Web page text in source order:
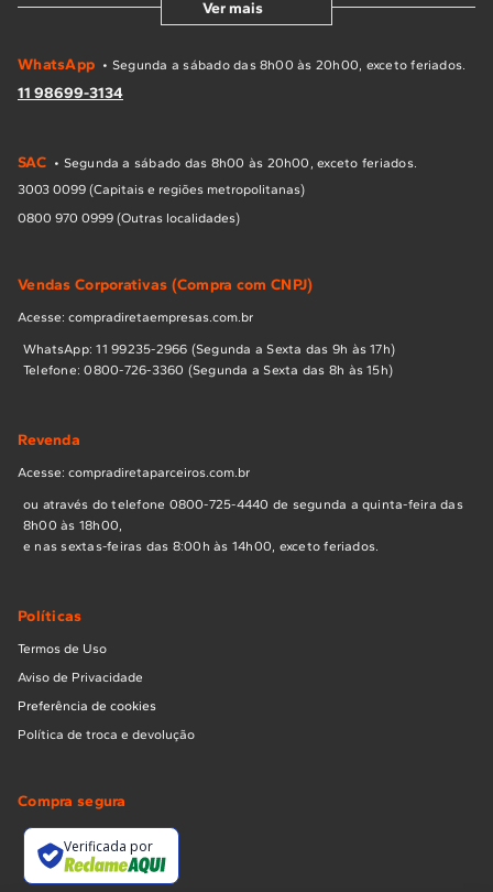
Ver mais
WhatsApp • Segunda a sábado das 8h00 às 20h00, exceto feriados.
11 98699-3134
SAC • Segunda a sábado das 8h00 às 20h00, exceto feriados.
3003 0099 (Capitais e regiões metropolitanas)
0800 970 0999 (Outras localidades)
Vendas Corporativas (Compra com CNPJ)
Acesse: compradiretaempresas.com.br
WhatsApp: 11 99235-2966 (Segunda a Sexta das 9h às 17h)
Telefone: 0800-726-3360 (Segunda a Sexta das 8h às 15h)
Revenda
Acesse: compradiretaparceiros.com.br
ou através do telefone 0800-725-4440 de segunda a quinta-feira das
8h00 às 18h00,
e nas sextas-feiras das 8:00h às 14h00, exceto feriados.
Políticas
Termos de Uso
Aviso de Privacidade
Preferência de cookies
Política de troca e devolução
Compra segura
Verificada por